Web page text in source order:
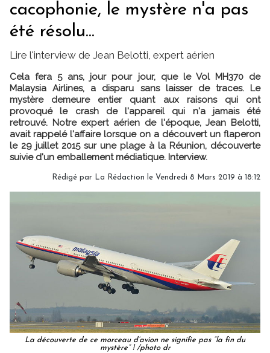
cacophonie, le mystère n'a pas
été résolu...
Lire l'interview de Jean Belotti, expert aérien
Cela fera 5 ans, jour pour jour, que le Vol MH370 de
Malaysia Airlines, a disparu sans laisser de traces. Le
mystère demeure entier quant aux raisons qui ont
provoqué le crash de l'appareil qui n'a jamais été
retrouvé. Notre expert aérien de l'époque, Jean Belotti,
avait rappelé l'affaire lorsque on a découvert un flaperon
le 29 juillet 2015 sur une plage à la Réunion, découverte
suivie d'un emballement médiatique. Interview.
Rédigé par La Rédaction le Vendredi 8 Mars 2019 à 18:12
La découverte de ce morceau d’avion ne signifie pas “la fin du
mystère” ! /photo dr